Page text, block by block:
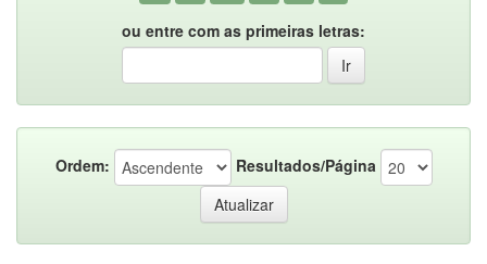
ou entre com as primeiras letras:
Ordem: Resultados/Página